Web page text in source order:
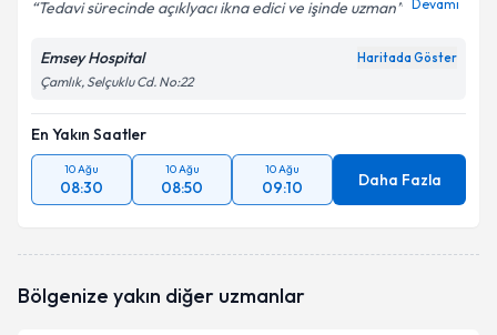
Tedavi sürecinde açıklyacı ikna edici ve işinde uzman Devamı
Emsey Hospital Haritada Göster
Çamlık, Selçuklu Cd. No:22
En Yakın Saatler
10 Ağu
08:30
10 Ağu
08:50
10 Ağu
09:10 Daha Fazla
Bölgenize yakın diğer uzmanlar